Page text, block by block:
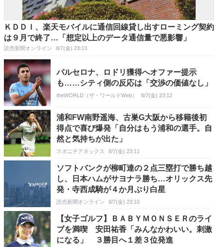
ＫＤＤＩ、楽天モバイルに通信回線貸し出すローミング契約
は９月で終了…「想定以上のデータ通信量で悪影響」
読売新聞オンライン 8/7(金) 23:13
バルセロナ、ロドリ獲得へオファー提示
も……シティ側の反応は「交渉の価値なし」
theWORLD（ザ・ワールドWeb） 8/7(金) 23:12
浦和FW南野遥海、古巣G大阪から移籍後初
得点で喜び爆発「自分はもう浦和の選手。自
然と気持ちが出た」
スポニチアネックス 8/7(金) 23:11
ソフトバンクが柳町達の２点三塁打で勝ち越
し、日本ハムがサヨナラ勝ち…オリックス先
発・寺西成騎が４か月ぶり白星
読売新聞オンライン 8/7(金) 23:10
【女子ゴルフ】ＢＡＢＹＭＯＮＳＥＲのライ
ブを満喫 安田祐香「みんなかわいい。刺激
になる」 ３勝目へ１差３位発進